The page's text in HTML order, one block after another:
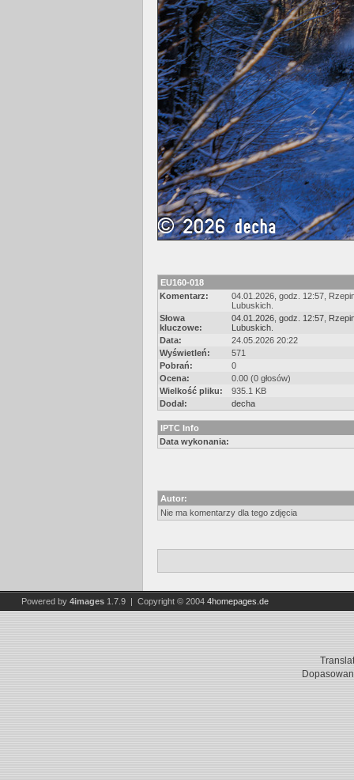
EU160-018
Komentarz:
04.01.2026, godz. 12:57,
Lubuskich.
Słowa
kluczowe:
04.01.2026 godz. 12:57
Lubuskich.
Data:
24.05.2026 20:22
Wyświetleń:
571
Pobrań:
0
Ocena:
0.00 (0 głosów)
Wielkość pliku:
935.1 KB
Dodał:
decha
IPTC Info
Data wykonania:
Autor:
Nie ma komentarzy dla tego zdjęcia
Powered by 4images 1.7.9 | Copyright © 2004 4homepages.de